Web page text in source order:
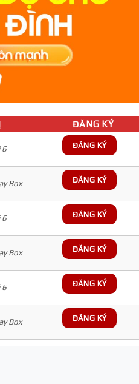
ĐĂNG KÝ
6 ĐĂNG KÝ
Box ĐĂNG KÝ
6 ĐĂNG KÝ
Box ĐĂNG KÝ
6 ĐĂNG KÝ
Box ĐĂNG KÝ